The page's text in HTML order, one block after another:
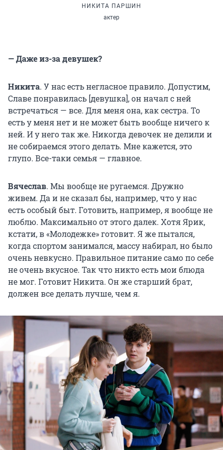
НИКИТА ПАРШИН
актер
— Даже из-за девушек?
Никита. У нас есть негласное правило. Допустим,
Славе понравилась [девушка], он начал с ней
встречаться — все. Для меня она, как сестра. То
есть у меня нет и не может быть вообще ничего к
ней. И у него так же. Никогда девочек не делили и
не собираемся этого делать. Мне кажется, это
глупо. Все-таки семья — главное.
Вячеслав. Мы вообще не ругаемся. Дружно
живем. Да и не сказал бы, например, что у нас
есть особый быт. Готовить, например, я вообще не
люблю. Максимально от этого далек. Хотя Ярик,
кстати, в «Молодежке» готовит. Я же пытался,
когда спортом занимался, массу набирал, но было
очень невкусно. Правильное питание само по себе
не очень вкусное. Так что никто есть мои блюда
не мог. Готовит Никита. Он же старший брат,
должен все делать лучше, чем я.